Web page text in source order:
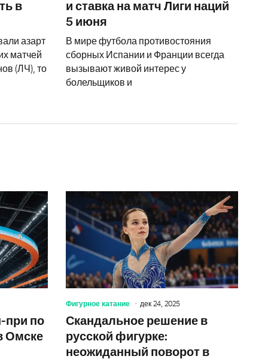
в
азарт
матчей
(ЛЧ), то
и ставка на матч Лиги наций
5 июня
В мире футбола противостояния
сборных Испании и Франции всегда
вызывают живой интерес у
болельщиков и
195 см — главное открытие ЧЕ-2025
История любви Сергея Розанова и Полины
при по
Омске
Как
Фигурное катание дек 24, 2025
Скандальное решение в
русской фигурке:
неожиданный поворот в